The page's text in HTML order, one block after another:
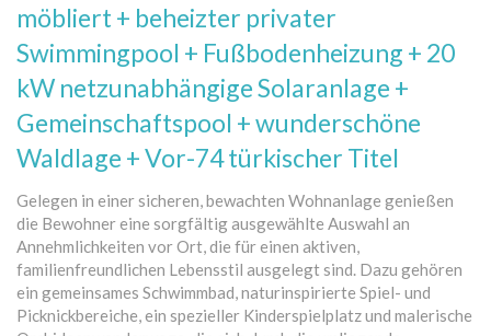
möbliert + beheizter privater
Swimmingpool + Fußbodenheizung + 20
kW netzunabhängige Solaranlage +
Gemeinschaftspool + wunderschöne
Waldlage + Vor-74 türkischer Titel
Gelegen in einer sicheren, bewachten Wohnanlage genießen
die Bewohner eine sorgfältig ausgewählte Auswahl an
Annehmlichkeiten vor Ort, die für einen aktiven,
familienfreundlichen Lebensstil ausgelegt sind. Dazu gehören
ein gemeinsames Schwimmbad, naturinspirierte Spiel- und
Picknickbereiche, ein spezieller Kinderspielplatz und malerische